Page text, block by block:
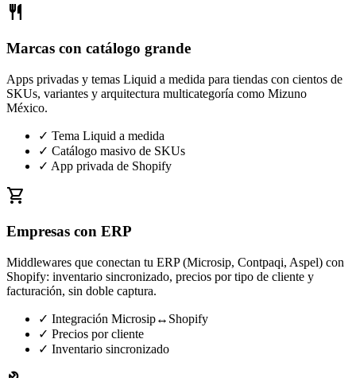
restaurant
Marcas con catálogo grande
Apps privadas y temas Liquid a medida para tiendas con cientos de
SKUs, variantes y arquitectura multicategoría como Mizuno
México.
✓ Tema Liquid a medida
✓ Catálogo masivo de SKUs
✓ App privada de Shopify
shopping_cart
Empresas con ERP
Middlewares que conectan tu ERP (Microsip, Contpaqi, Aspel) con
Shopify: inventario sincronizado, precios por tipo de cliente y
facturación, sin doble captura.
✓ Integración Microsip↔Shopify
✓ Precios por cliente
✓ Inventario sincronizado